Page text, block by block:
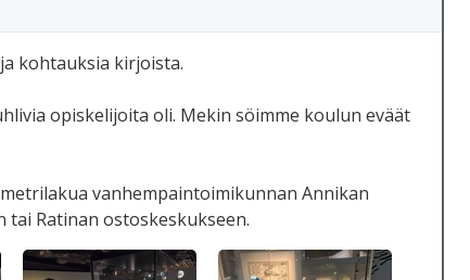
kohtauksia kirjoista.
opiskelijoita oli. Mekin söimme koulun eväät
vanhempaintoimikunnan Annikan
tai Ratinan ostoskeskukseen.